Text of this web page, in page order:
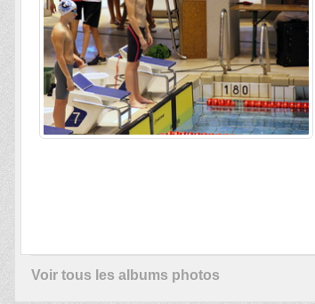
Voir tous les albums photos